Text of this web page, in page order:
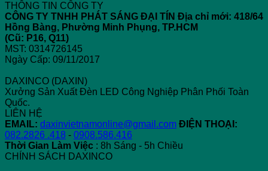
THÔNG TIN CÔNG TY
CÔNG TY TNHH PHÁT SÁNG ĐẠI TÍN Địa chỉ mới: 418/64
Hồng Bàng, Phường Minh Phụng, TP.HCM
(Cũ: P16, Q11)
MST: 0314726145
Ngày Cấp: 09/11/2017
DAXINCO (DAXIN)
Xưởng Sản Xuất Đèn LED Công Nghiệp Phân Phối Toàn
Quốc.
LIÊN HỆ
EMAIL: daxinvietnamonline@gmail.com ĐIỆN THOẠI:
082.2826 .418 - 0908.586.416
Thời Gian Làm Việc : 8h Sáng - 5h Chiều
CHÍNH SÁCH DAXINCO